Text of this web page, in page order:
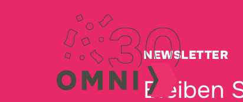
NEWSLETTER
Bleiben